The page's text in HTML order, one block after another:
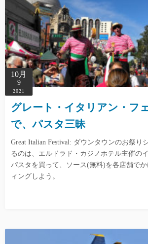
10月
9
2021
グレート・イタリアン・フ
で、パスタ三昧
Great Italian Festival: ダウンタウンのお祭り
るのは、エルドラド・カジノホテル主催の
パスタを買って、ソース(無料)を各店舗で
ィングしよう。